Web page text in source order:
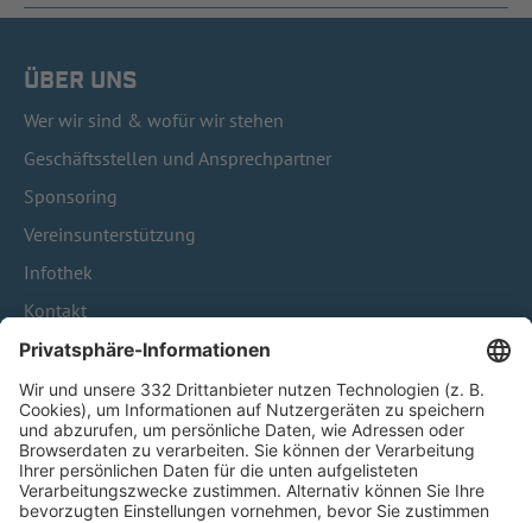
ÜBER UNS
Wer wir sind & wofür wir stehen
Geschäftsstellen und Ansprechpartner
Sponsoring
Vereinsunterstützung
Infothek
Kontakt
HÄUFIG BESUCHTE SEITEN
Pässe und Vereinswechsel
Trainerausbildung
Schulungsangebot Vereinsmitarbeiter